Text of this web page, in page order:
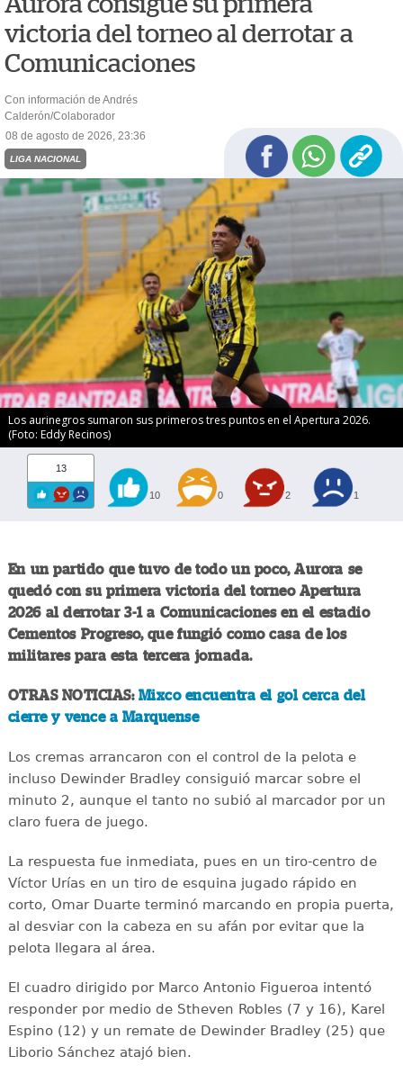
victoria del torneo al derrotar a
Comunicaciones
Con información de Andrés
Calderón/Colaborador
08 de agosto de 2026, 23:36
LIGA NACIONAL
Los aurinegros sumaron sus primeros tres puntos en el Apertura 2026.
(Foto: Eddy Recinos)
13
10 0 2 1
En un partido que tuvo de todo un poco, Aurora se
quedó con su primera victoria del torneo Apertura
2026 al derrotar 3-1 a Comunicaciones en el estadio
Cementos Progreso, que fungió como casa de los
militares para esta tercera jornada.
OTRAS NOTICIAS: Mixco encuentra el gol cerca del
cierre y vence a Marquense
Los cremas arrancaron con el control de la pelota e
incluso Dewinder Bradley consiguió marcar sobre el
minuto 2, aunque el tanto no subió al marcador por un
claro fuera de juego.
La respuesta fue inmediata, pues en un tiro-centro de
Víctor Urías en un tiro de esquina jugado rápido en
corto, Omar Duarte terminó marcando en propia puerta,
al desviar con la cabeza en su afán por evitar que la
pelota llegara al área.
El cuadro dirigido por Marco Antonio Figueroa intentó
responder por medio de Stheven Robles (7 y 16), Karel
Espino (12) y un remate de Dewinder Bradley (25) que
Liborio Sánchez atajó bien.